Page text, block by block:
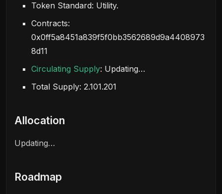
Token Standard: Utility.
Contracts:
0x0ff5a8451a839f5f0bb3562689d9a4408973
8d11
Circulating Supply: Updating…
Total Supply: 2.101.201
Allocation
Updating…
Roadmap